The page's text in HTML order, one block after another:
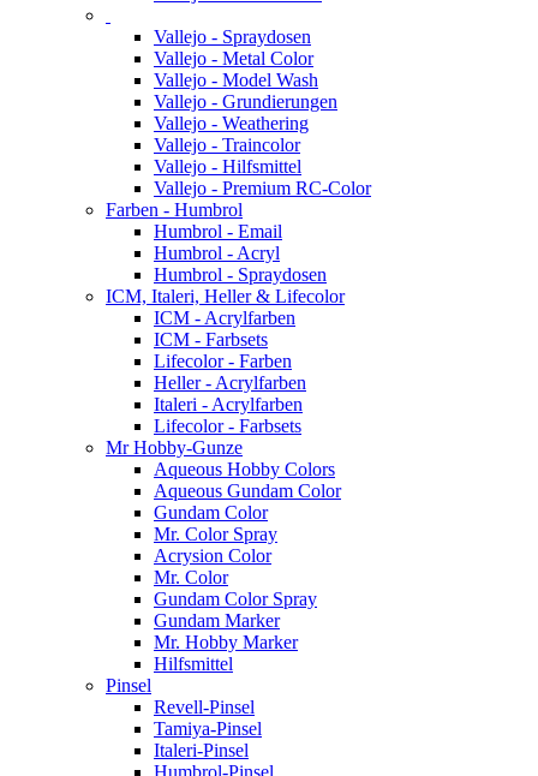
Vallejo - Spraydosen
Vallejo - Metal Color
Vallejo - Model Wash
Vallejo - Grundierungen
Vallejo - Weathering
Vallejo - Traincolor
Vallejo - Hilfsmittel
Vallejo - Premium RC-Color
Farben - Humbrol
Humbrol - Email
Humbrol - Acryl
Humbrol - Spraydosen
ICM, Italeri, Heller & Lifecolor
ICM - Acrylfarben
ICM - Farbsets
Lifecolor - Farben
Heller - Acrylfarben
Italeri - Acrylfarben
Lifecolor - Farbsets
Mr Hobby-Gunze
Aqueous Hobby Colors
Aqueous Gundam Color
Gundam Color
Mr. Color Spray
Acrysion Color
Mr. Color
Gundam Color Spray
Gundam Marker
Mr. Hobby Marker
Hilfsmittel
Pinsel
Revell-Pinsel
Tamiya-Pinsel
Italeri-Pinsel
Humbrol-Pinsel